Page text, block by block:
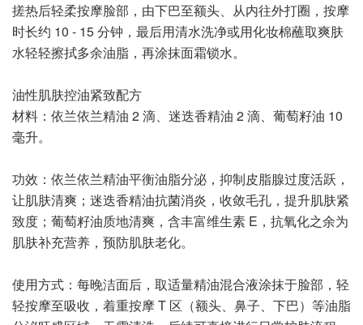
搓热后轻柔按摩脸部，由下巴至额头、从内往外打圈，按摩
时长约 10 - 15 分钟，最后用清水洗净或用化妆棉蘸取爽肤
水轻轻擦拭多余油脂，再涂抹面霜锁水。
油性肌肤控油紧致配方
材料：依兰依兰精油 2 滴、迷迭香精油 2 滴、葡萄籽油 10
毫升。
功效：依兰依兰精油平衡油脂分泌，抑制皮脂腺过度活跃，
让肌肤清爽；迷迭香精油抗菌消炎，收敛毛孔，提升肌肤紧
致度；葡萄籽油质地清爽，含丰富维生素 E，抗氧化之余为
肌肤补充营养，预防肌肤老化。
使用方式：每晚洁面后，取适量精油混合液涂抹于脸部，轻
轻按摩至吸收，着重按摩 T 区（额头、鼻子、下巴）等油脂